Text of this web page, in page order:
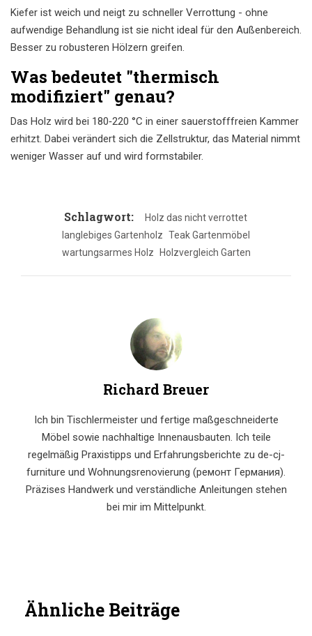
Kiefer ist weich und neigt zu schneller Verrottung - ohne
aufwendige Behandlung ist sie nicht ideal für den Außenbereich.
Besser zu robusteren Hölzern greifen.
Was bedeutet "thermisch
modifiziert" genau?
Das Holz wird bei 180‑220 °C in einer sauerstofffreien Kammer
erhitzt. Dabei verändert sich die Zellstruktur, das Material nimmt
weniger Wasser auf und wird formstabiler.
Schlagwort:
Holz das nicht verrottet
langlebiges Gartenholz Teak Gartenmöbel
wartungsarmes Holz
Holzvergleich Garten
Richard Breuer
Ich bin Tischlermeister und fertige maßgeschneiderte
Möbel sowie nachhaltige Innenausbauten. Ich teile
regelmäßig Praxistipps und Erfahrungsberichte zu de-cj-
furniture und Wohnungsrenovierung (ремонт Германия).
Präzises Handwerk und verständliche Anleitungen stehen
bei mir im Mittelpunkt.
Ähnliche Beiträge